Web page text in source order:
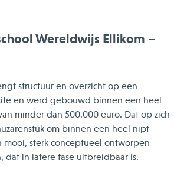
Wereldwijs Ellikom –
structuur en overzicht op een
en werd gebouwd binnen een heel
minder dan 500.000 euro. Dat op zich
om binnen een heel nipt
sterk conceptueel ontworpen
dat in latere fase uitbreidbaar is.